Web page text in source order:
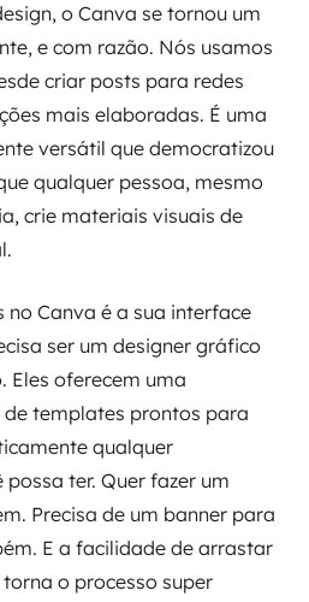
o Canva se tornou um
e com razão. Nós usamos
criar posts para redes
mais elaboradas. É uma
versátil que democratizou
qualquer pessoa, mesmo
crie materiais visuais de
Canva é a sua interface
ser um designer gráfico
Eles oferecem uma
templates prontos para
qualquer
ter. Quer fazer um
Precisa de um banner para
E a facilidade de arrastar
o processo super